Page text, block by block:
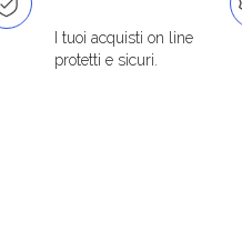
I tuoi acquisti on line
protetti e sicuri.